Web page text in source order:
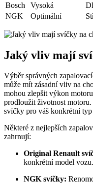
Bosch
Vysoká
NGK
Optimální
Jaký vliv mají
Výběr správných
může mít zásadní vliv na
mohou zlepšit výkon
prodloužit životnost
svíčky pro váš konkrétní
Některé z nejlepších
zahrnují:
Original Renault
konkrétní model vozu.
NGK svíčky: